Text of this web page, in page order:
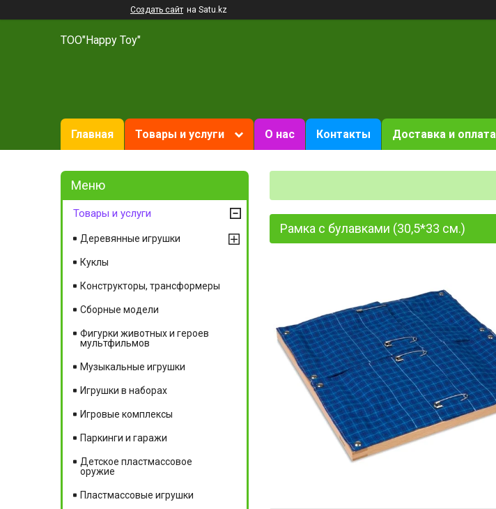
Создать сайт на Satu.kz
ТОО"Happy Toy"
Главная Товары и услуги О нас Контакты Доставка и оплата
Рамка с булавками (30,5*33 см.)
Товары и услуги
Деревянные игрушки
Куклы
Конструкторы, трансформеры
Сборные модели
Фигурки животных и героев
мультфильмов
Музыкальные игрушки
Игрушки в наборах
Игровые комплексы
Паркинги и гаражи
Детское пластмассовое
оружие
Пластмассовые игрушки